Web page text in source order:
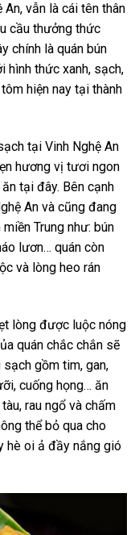
An, vẫn là cái tên thân
cầu thưởng thức
chính là quán bún
thức xanh, sạch,
hiện nay tại thành
tại Vinh Nghệ An
hương vị tươi ngon
tại đây. Bên cạnh
An và cũng đang
Trung như: bún
lươn… quán còn
và lòng heo rán
lòng được luộc nóng
quán chắc chắn sẽ
gồm tim, gan,
cuống họng… ăn
rau ngổ và chấm
thể bỏ qua cho
hè oi ả đầy nắng gió